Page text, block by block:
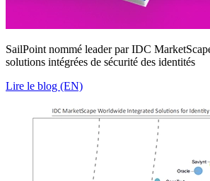
SailPoint nommé leader par IDC
solutions intégrées de sécurité des identités
Lire le blog (EN)